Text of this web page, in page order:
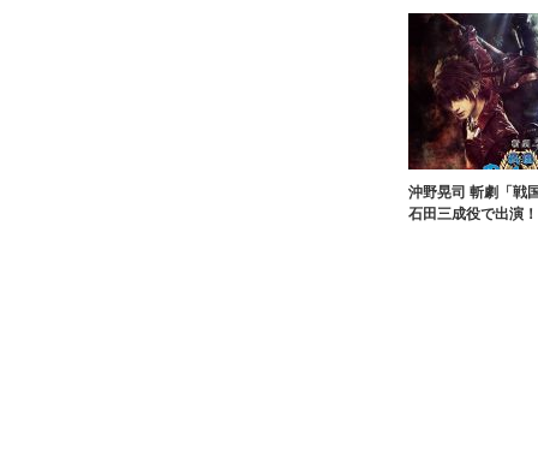
沖野晃司 斬劇「戦
石田三成役で出演！